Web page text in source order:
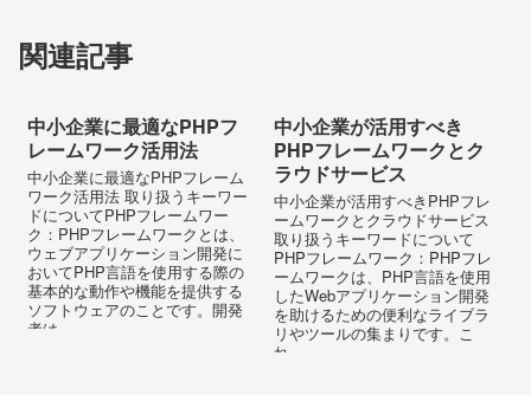
関連記事
中小企業に最適なPHPフ
レームワーク活用法
中小企業に最適なPHPフレーム
ワーク活用法 取り扱うキーワー
ドについてPHPフレームワー
ク：PHPフレームワークとは、
ウェブアプリケーション開発に
おいてPHP言語を使用する際の
基本的な動作や機能を提供する
ソフトウェアのことです。開発
者は、...
中小企業が活用すべき
PHPフレームワークとク
ラウドサービス
中小企業が活用すべきPHPフレ
ームワークとクラウドサービス
取り扱うキーワードについて
PHPフレームワーク：PHPフレ
ームワークは、PHP言語を使用
したWebアプリケーション開発
を助けるための便利なライブラ
リやツールの集まりです。こ
れ...